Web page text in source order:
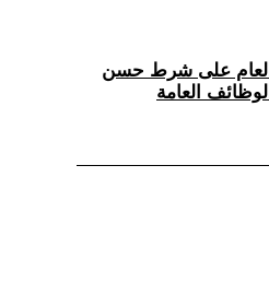
العام على شرط حسن
العامة